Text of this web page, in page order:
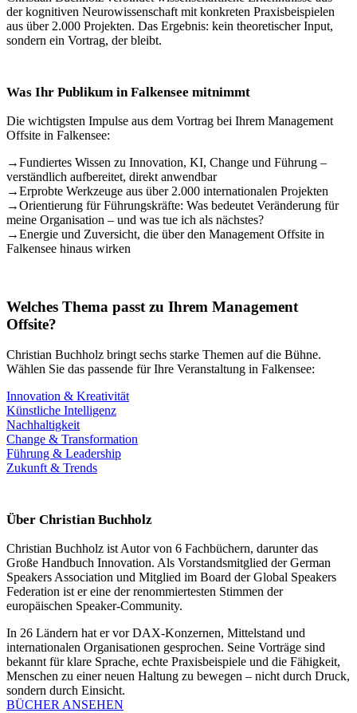
der kognitiven Neurowissenschaft mit konkreten Praxisbeispielen
aus über 2.000 Projekten. Das Ergebnis: kein theoretischer Input,
sondern ein Vortrag, der bleibt.
Was Ihr Publikum in Falkensee mitnimmt
Die wichtigsten Impulse aus dem Vortrag bei Ihrem Management
Offsite in Falkensee:
→Fundiertes Wissen zu Innovation, KI, Change und Führung –
verständlich aufbereitet, direkt anwendbar
→Erprobte Werkzeuge aus über 2.000 internationalen Projekten
→Orientierung für Führungskräfte: Was bedeutet Veränderung für
meine Organisation – und was tue ich als nächstes?
→Energie und Zuversicht, die über den Management Offsite in
Falkensee hinaus wirken
Welches Thema passt zu Ihrem Management
Offsite?
Christian Buchholz bringt sechs starke Themen auf die Bühne.
Wählen Sie das passende für Ihre Veranstaltung in Falkensee:
Innovation & Kreativität
Künstliche Intelligenz
Nachhaltigkeit
Change & Transformation
Führung & Leadership
Zukunft & Trends
Über Christian Buchholz
Christian Buchholz ist Autor von 6 Fachbüchern, darunter das
Große Handbuch Innovation. Als Vorstandsmitglied der German
Speakers Association und Mitglied im Board der Global Speakers
Federation ist er eine der renommiertesten Stimmen der
europäischen Speaker-Community.
In 26 Ländern hat er vor DAX-Konzernen, Mittelstand und
internationalen Organisationen gesprochen. Seine Vorträge sind
bekannt für klare Sprache, echte Praxisbeispiele und die Fähigkeit,
Menschen zu einer neuen Haltung zu bewegen – nicht durch Druck,
sondern durch Einsicht.
BÜCHER ANSEHEN